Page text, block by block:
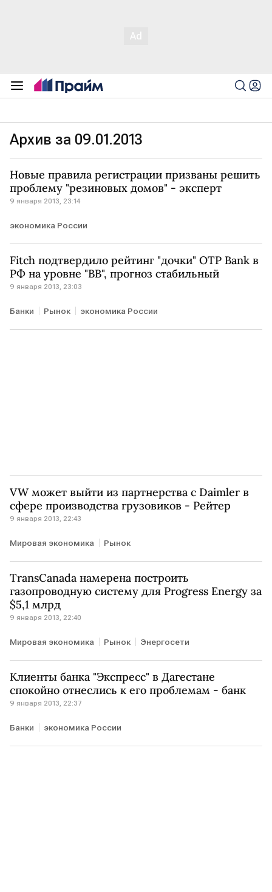
Архив за 09.01.2013
Новые правила регистрации призваны решить
проблему "резиновых домов" - эксперт
9 января 2013, 23:14
экономика России
Fitch подтвердило рейтинг "дочки" OTP Bank в
РФ на уровне "BB", прогноз стабильный
9 января 2013, 23:03
Банки Рынок экономика России
VW может выйти из партнерства с Daimler в
сфере производства грузовиков - Рейтер
9 января 2013, 22:43
Мировая экономика Рынок
TransCanada намерена построить
газопроводную систему для Progress Energy за
$5,1 млрд
9 января 2013, 22:40
Мировая экономика Рынок Энергосети
Клиенты банка "Экспресс" в Дагестане
спокойно отнеслись к его проблемам - банк
9 января 2013, 22:37
Банки экономика России